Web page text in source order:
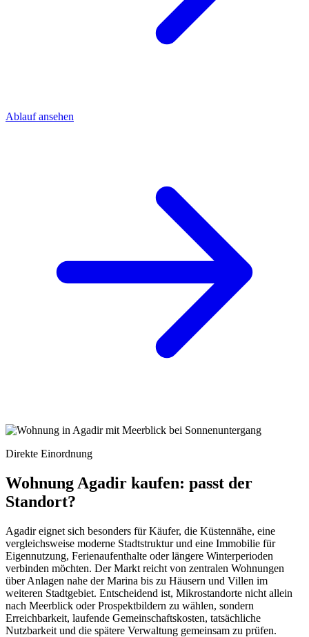
Ablauf ansehen
Direkte Einordnung
Wohnung Agadir kaufen: passt der
Standort?
Agadir eignet sich besonders für Käufer, die Küstennähe, eine
vergleichsweise moderne Stadtstruktur und eine Immobilie für
Eigennutzung, Ferienaufenthalte oder längere Winterperioden
verbinden möchten. Der Markt reicht von zentralen Wohnungen
über Anlagen nahe der Marina bis zu Häusern und Villen im
weiteren Stadtgebiet. Entscheidend ist, Mikrostandorte nicht allein
nach Meerblick oder Prospektbildern zu wählen, sondern
Erreichbarkeit, laufende Gemeinschaftskosten, tatsächliche
Nutzbarkeit und die spätere Verwaltung gemeinsam zu prüfen.